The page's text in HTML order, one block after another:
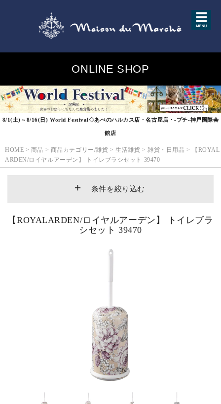
ONLINE SHOP
8/1(土)～8/16(日) World Festival◇あべのハルカス店・名古屋店・-プチ-神戸国際会
館店
HOME > 商品 > 商品カテゴリー/雑貨 >生活雑貨 > 雑貨・日用品 >
【ROYAL
ARDEN/ロイヤルアーデン】 トイレブラシセット 39470
条件を絞り込む
商品カテゴリー/雑貨
カラー
【ROYALARDEN/ロイヤルアーデン】 トイレブラ
シセット 39470